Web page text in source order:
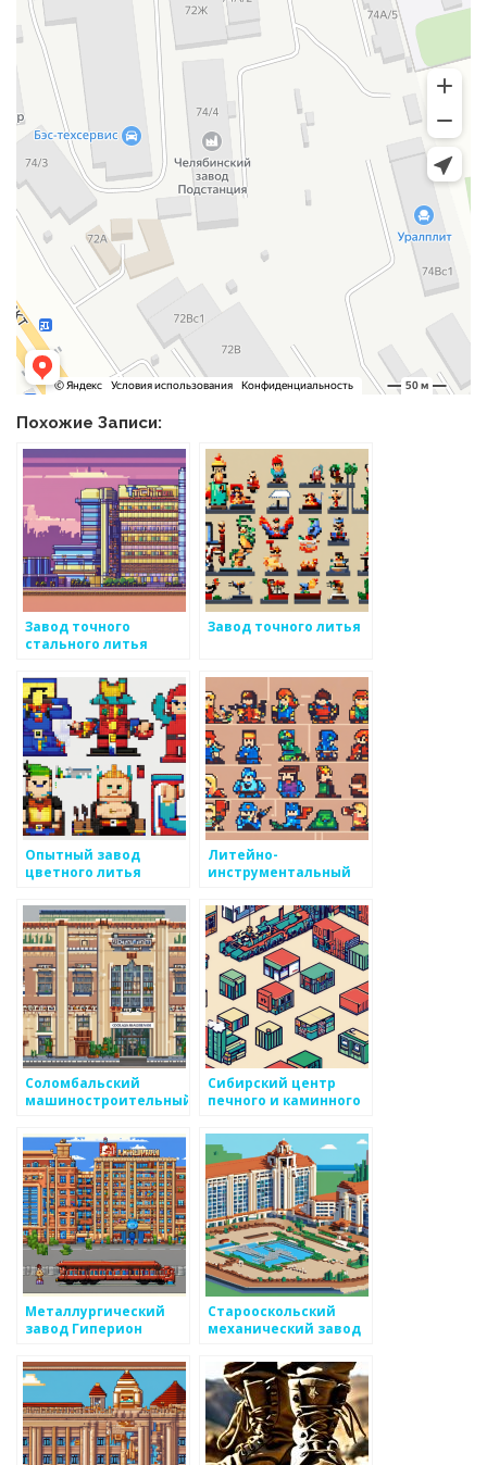
Похожие Записи:
Завод точного
стального литья
Завод точного литья
Опытный завод
цветного литья
Литейно-
инструментальный
Соломбальский
машиностроительный
Сибирский центр
печного и каминного
Металлургический
завод Гиперион
Старооскольский
механический завод